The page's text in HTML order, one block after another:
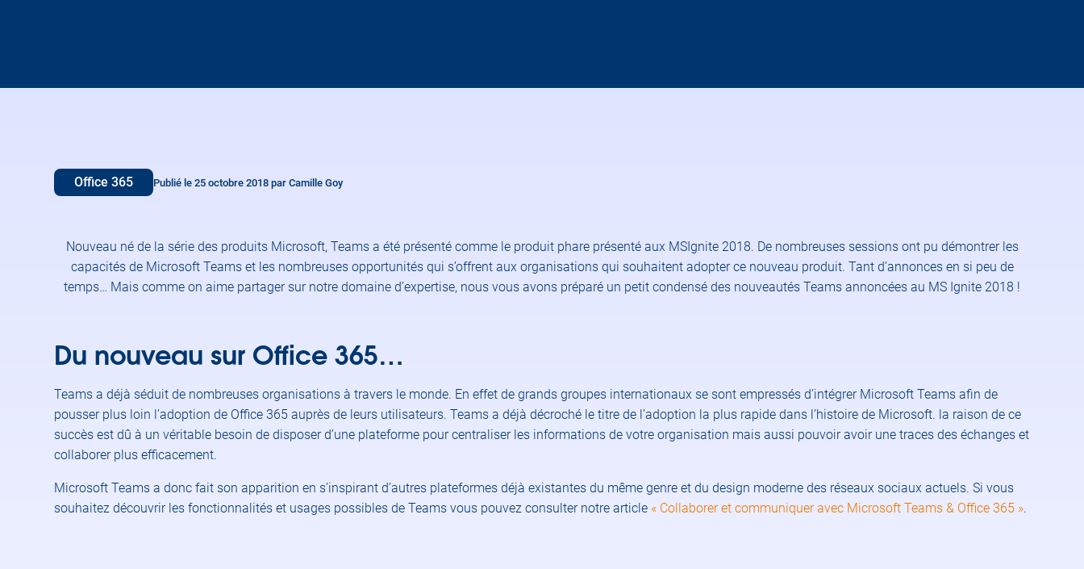
Office 365 Publié le 25 octobre 2018 par Camille Goy
Nouveau né de la série des produits Microsoft, Teams a été présenté comme le produit phare présenté aux MSIgnite 2018. De nombreuses sessions ont pu démontrer les
capacités de Microsoft Teams et les nombreuses opportunités qui s’offrent aux organisations qui souhaitent adopter ce nouveau produit. Tant d’annonces en si peu de
temps… Mais comme on aime partager sur notre domaine d’expertise, nous vous avons préparé un petit condensé des nouveautés Teams annoncées au MS Ignite 2018 !
Du nouveau sur Office 365…
Teams a déjà séduit de nombreuses organisations à travers le monde. En effet de grands groupes internationaux se sont empressés d’intégrer Microsoft Teams afin de
pousser plus loin l’adoption de Office 365 auprès de leurs utilisateurs. Teams a déjà décroché le titre de l’adoption la plus rapide dans l’histoire de Microsoft. la raison de ce
succès est dû à un véritable besoin de disposer d’une plateforme pour centraliser les informations de votre organisation mais aussi pouvoir avoir une traces des échanges et
collaborer plus efficacement.
Microsoft Teams a donc fait son apparition en s’inspirant d’autres plateformes déjà existantes du même genre et du design moderne des réseaux sociaux actuels. Si vous
souhaitez découvrir les fonctionnalités et usages possibles de Teams vous pouvez consulter notre article « Collaborer et communiquer avec Microsoft Teams & Office 365 ».